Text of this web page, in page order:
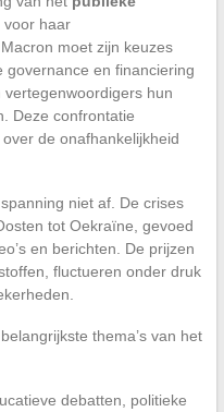
haar
moet zijn keuzes
governance en financiering
hun
Deze confrontatie
de onafhankelijkheid
niet af. De crises
tot Oekraïne, gevoed
en berichten. De prijzen
fluctueren onder druk
thema’s van het
debatten, politieke